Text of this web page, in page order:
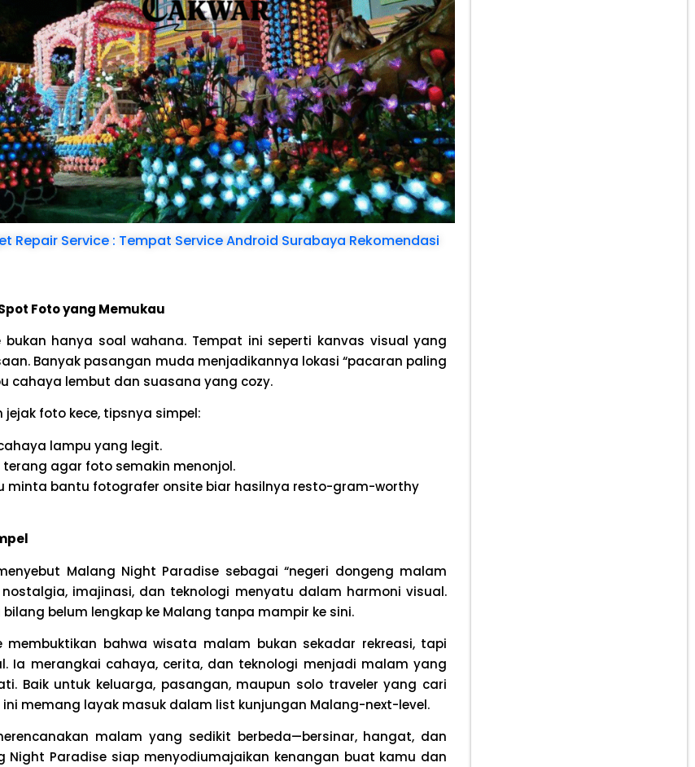
Repair Service : Tempat Service Android Surabaya Rekomendasi
Foto yang Memukau
bukan hanya soal wahana. Tempat ini seperti kanvas visual yang
Banyak pasangan muda menjadikannya lokasi “pacaran paling
cahaya lembut dan suasana yang cozy.
foto kece, tipsnya simpel:
lampu yang legit.
agar foto semakin menonjol.
minta bantu fotografer onsite biar hasilnya resto-gram-worthy
Malang Night Paradise sebagai “negeri dongeng malam
imajinasi, dan teknologi menyatu dalam harmoni visual.
belum lengkap ke Malang tanpa mampir ke sini.
membuktikan bahwa wisata malam bukan sekadar rekreasi, tapi
Ia merangkai cahaya, cerita, dan teknologi menjadi malam yang
Baik untuk keluarga, pasangan, maupun solo traveler yang cari
memang layak masuk dalam list kunjungan Malang-next-level.
malam yang sedikit berbeda—bersinar, hangat, dan
Night Paradise siap menyodiumajaikan kenangan buat kamu dan